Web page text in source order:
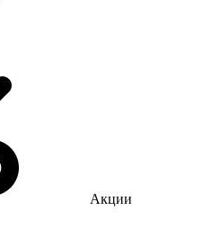
Акции